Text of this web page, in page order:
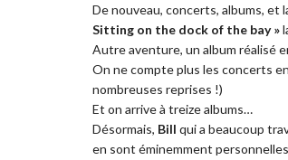
De nouveau, concerts, albums, et
Sitting on the dock of the bay »
Autre aventure, un album réalisé
On ne compte plus les concerts
nombreuses reprises !)
Et on arrive à treize albums…
Désormais, Bill qui a beaucoup
en sont éminemment